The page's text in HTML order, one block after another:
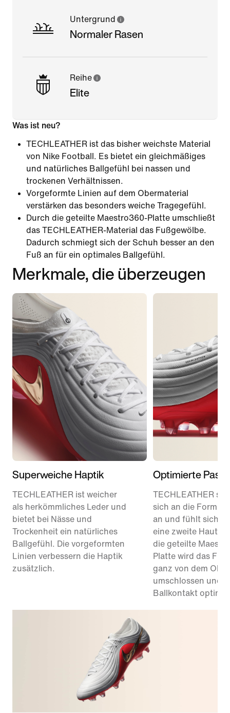
Untergrund
Normaler Rasen
Reihe
Elite
Was ist neu?
TECHLEATHER ist das bisher weichste Material
von Nike Football. Es bietet ein gleichmäßiges
und natürliches Ballgefühl bei nassen und
trockenen Verhältnissen.
Vorgeformte Linien auf dem Obermaterial
verstärken das besonders weiche Tragegefühl.
Durch die geteilte Maestro360-Platte umschließt
das TECHLEATHER-Material das Fußgewölbe.
Dadurch schmiegt sich der Schuh besser an den
Fuß an für ein optimales Ballgefühl.
Merkmale, die überzeugen
Superweiche Haptik
TECHLEATHER ist weicher
als herkömmliches Leder und
bietet bei Nässe und
Trockenheit ein natürliches
Ballgefühl. Die vorgeformten
Linien verbessern die Haptik
zusätzlich.
Optimierte
TECHLEATHER
sich an die Form
an und fühlt sich
eine zweite Haut
die geteilte
Platte wird das
ganz von dem
umschlossen und
Ballkontakt